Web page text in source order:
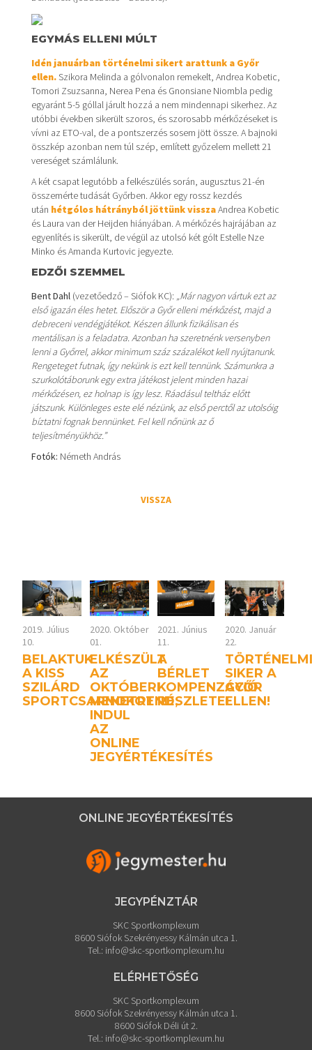
EGYMÁS ELLENI MÚLT
Idén januárban történelmi sikert arattunk a Győr
ellen.Szikora Melinda a gólvonalon remekelt, Andrea Kobetic,
Tomori Zsuzsanna, Nerea Pena és Gnonsiane Niombla pedig
egyaránt 5-5 góllal járult hozzá a nem mindennapi sikerhez. Az
utóbbi években sikerült szoros, és szorosabb mérkőzéseket is
vívni az ETO-val, de a pontszerzés sosem jött össze. A bajnoki
összkép azonban nem túl szép, említett győzelem mellett 21
vereséget számlálunk.
A két csapat legutóbb a felkészülés során, augusztus 21-én
összemérte tudását Győrben. Akkor egy rossz kezdés
után hétgólos hátrányból jöttünk visszaAndrea Kobetic
és Laura van der Heijden hiányában. A mérkőzés hajrájában az
egyenlítés is sikerült, de végül az utolsó két gólt Estelle Nze
Minko és Amanda Kurtovic jegyezte.
EDZŐI SZEMMEL
Bent Dahl (vezetőedző – Siófok KC): „Már nagyon vártuk ezt az
első igazán éles hetet. Először a Győr elleni mérkőzést, majd a
debreceni vendégjátékot. Készen állunk fizikálisan és
mentálisan is a feladatra. Azonban ha szeretnénk versenyben
lenni a Győrrel, akkor minimum száz százalékot kell nyújtanunk.
Rengeteget futnak, így nekünk is ezt kell tennünk. Számunkra a
szurkolótáborunk egy extra játékost jelent minden hazai
mérkőzésen, ez holnap is így lesz. Ráadásul teltház előtt
játszunk. Különleges este elé nézünk, az első perctől az utolsóig
bíztatni fognak bennünket. Fel kell nőnünk az ő
teljesítményükhöz.”
Fotók: Németh András
VISSZA
2019. Július
10.
BELAKTUK
A KISS
SZILÁRD
SPORTCSARNOKOT
2020. Október
01.
ELKÉSZÜLT
AZ
OKTÓBERI
MENETREND,
INDUL
AZ
ONLINE
JEGYÉRTÉKESÍTÉS
2021. Június
11.
A
BÉRLET
KOMPENZÁCIÓ
RÉSZLETEI
2020. Január
22.
SIKER A
GYŐR
ELLEN!
ONLINE JEGYÉRTÉKESÍTÉS
JEGYPÉNZTÁR
SKC Sportkomplexum
8600 Siófok Szekrényessy Kálmán utca 1.
Tel.: info@skc-sportkomplexum.hu
ELÉRHETŐSÉG
SKC Sportkomplexum
8600 Siófok Szekrényessy Kálmán utca 1.
8600 Siófok Déli út 2.
Tel.: info@skc-sportkomplexum.hu